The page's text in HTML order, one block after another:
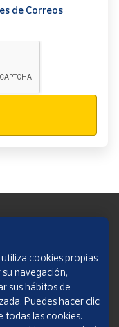
de Correos
cookies propias
navegación,
sus hábitos de
Puedes hacer clic
todas las cookies.